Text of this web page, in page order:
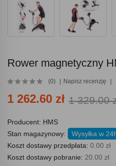
Rower magnetyczny
(0) Napisz recenzję
1 262.60 zł 1 329.00
Producent: HMS
Stan magazynowy:
Wysyłka w
Koszt dostawy przedpłata: 0.00 zł
Koszt dostawy pobranie: 20.00 zł